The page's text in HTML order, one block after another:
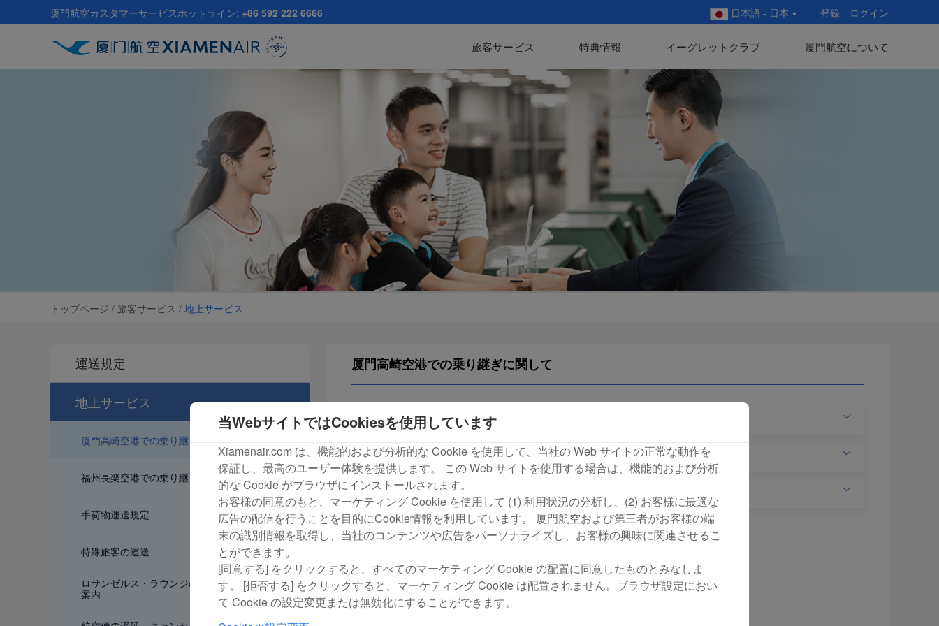
to
厦門航空カスタマーサービスホットライン: +86 592 222 6666 日本語 - 日本 登録 ログイン
旅客サービス 特典情報 イーグレットクラブ 厦門航空について
トップページ / 旅客サービス / 地上サービス
運送規定
地上サービス
厦門高崎空港での乗り継ぎに関して
福州長楽空港での乗り継ぎに関して
手荷物運送規定
特殊旅客の運送
ロサンゼルス・ラウンジの年齢制限に関するご
案内
厦門高崎空港での乗り継ぎに関して
一、乗り継ぎ路線
二、乗り継ぎサービスの適用条件
三、乗り継ぎができなかった場合
当WebサイトではCookiesを使用しています
Xiamenair.com は、機能的および分析的な Cookie を使用して、当社の Web サイトの正常な動作を
保証し、最高のユーザー体験を提供します。 この Web サイトを使用する場合は、機能的および分析
的な Cookie がブラウザにインストールされます。
お客様の同意のもと、マーケティング Cookie を使用して (1) 利用状況の分析し、(2) お客様に最適な
広告の配信を行うことを目的にCookie情報を利用しています。 厦門航空および第三者がお客様の端
末の識別情報を取得し、当社のコンテンツや広告をパーソナライズし、お客様の興味に関連させるこ
とができます。
[同意する] をクリックすると、すべてのマーケティング Cookie の配置に同意したものとみなしま
す。 [拒否する] をクリックすると、マーケティング Cookie は配置されません。ブラウザ設定におい
て Cookie の設定変更または無効化にすることができます。